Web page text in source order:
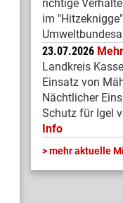
richtige
im
23.07.2026
Landkreis
Einsatz von
Nächtlicher
Schutz für Igel
Info
mehr aktuelle